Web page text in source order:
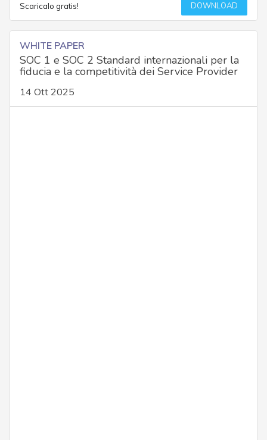
Scaricalo gratis! DOWNLOAD
WHITE PAPER
SOC 1 e SOC 2 Standard internazionali per la
fiducia e la competitività dei Service Provider
14 Ott 2025